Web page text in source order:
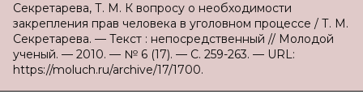
Секретарева, Т. М. К вопросу о необходимости
закрепления прав человека в уголовном процессе / Т. М.
Секретарева. — Текст : непосредственный // Молодой
ученый. — 2010. — № 6 (17). — С. 259-263. — URL:
https://moluch.ru/archive/17/1700.